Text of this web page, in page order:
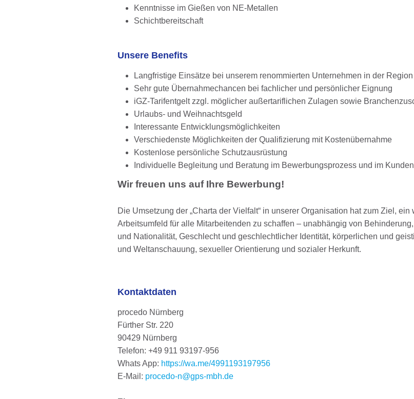
Kenntnisse im Gießen von NE-Metallen
Schichtbereitschaft
Unsere Benefits
Langfristige Einsätze bei unserem renommierten Unternehmen in der Region
Sehr gute Übernahmechancen bei fachlicher und persönlicher Eignung
iGZ-Tarifentgelt zzgl. möglicher außertariflichen Zulagen sowie
Urlaubs- und Weihnachtsgeld
Interessante Entwicklungsmöglichkeiten
Verschiedenste Möglichkeiten der Qualifizierung mit Kostenübernahme
Kostenlose persönliche Schutzausrüstung
Individuelle Begleitung und Beratung im Bewerbungsprozess und im
Wir freuen uns auf Ihre Bewerbung!
Die Umsetzung der „Charta der Vielfalt“ in unserer Organisation hat zum Ziel, ein
Arbeitsumfeld für alle Mitarbeitenden zu schaffen – unabhängig von
und Nationalität, Geschlecht und geschlechtlicher Identität, körperlichen und
und Weltanschauung, sexueller Orientierung und sozialer Herkunft.
Kontaktdaten
procedo Nürnberg
Fürther Str. 220
90429 Nürnberg
Telefon: +49 911 93197-956
Whats App: https://wa.me/4991193197956
E-Mail: procedo-n@gps-mbh.de